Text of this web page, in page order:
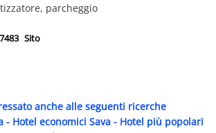
parcheggio
Sito
anche alle seguenti ricerche
- Hotel economici Sava - Hotel più popolari